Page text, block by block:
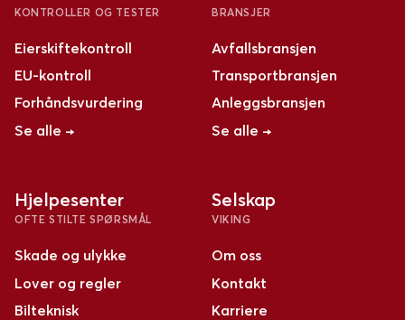
KONTROLLER OG TESTER
Eierskiftekontroll
EU-kontroll
Forhåndsvurdering
Se alle →
BRANSJER
Avfallsbransjen
Transportbransjen
Anleggsbransjen
Se alle →
Hjelpesenter
OFTE STILTE SPØRSMÅL
Skade og ulykke
Lover og regler
Bilteknisk
Selskap
VIKING
Om oss
Kontakt
Karriere